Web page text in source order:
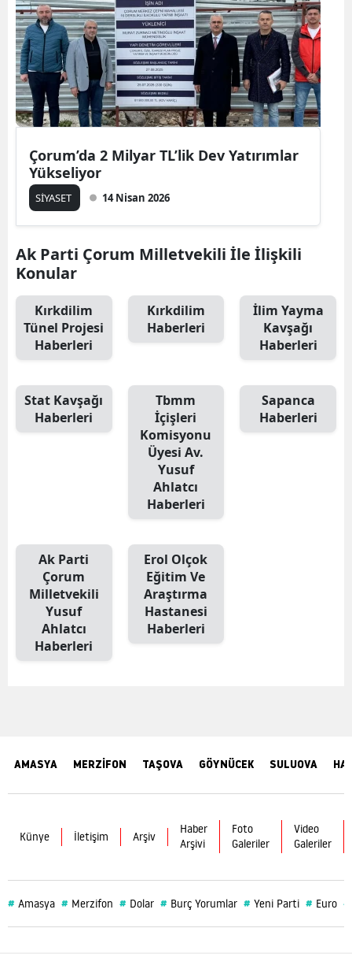
Çorum’da 2 Milyar TL’lik Dev Yatırımlar
Yükseliyor
SİYASET 14 Nisan 2026
Ak Parti Çorum Milletvekili İle İlişkili
Konular
Kırkdilim
Tünel Projesi
Haberleri
Kırkdilim
Haberleri
İlim Yayma
Kavşağı
Haberleri
Stat Kavşağı
Haberleri
Tbmm
İçişleri
Komisyonu
Üyesi Av.
Yusuf
Ahlatcı
Haberleri
Sapanca
Haberleri
Ak Parti
Çorum
Milletvekili
Yusuf
Ahlatcı
Haberleri
Erol Olçok
Eğitim Ve
Araştırma
Hastanesi
Haberleri
AMASYA MERZİFON TAŞOVA GÖYNÜCEK SULUOVA
Künye İletişim Arşiv
Haber
Arşivi
Foto
Galeriler
Video
Galeriler
# Amasya # Merzifon # Dolar # Burç Yorumlar # Yeni Parti # Euro #